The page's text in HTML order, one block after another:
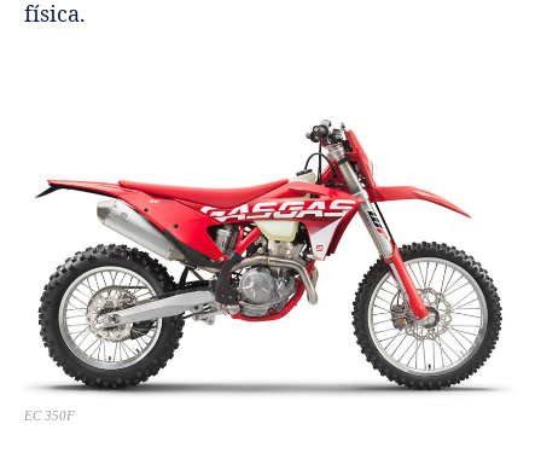
física.
EC 350F